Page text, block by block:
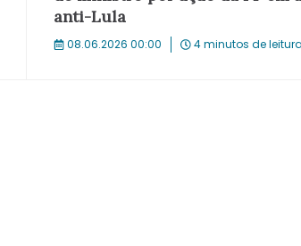
anti-Lula
08.06.2026 00:00 4 minutos de leitura